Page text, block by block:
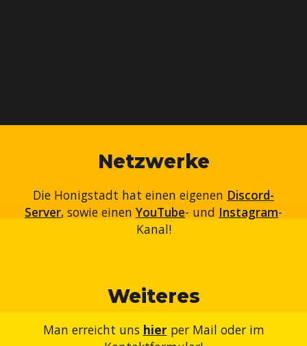
Netzwerke
Die Honigstadt hat einen eigenen Discord-
Server, sowie einen YouTube- und Instagram-
Kanal!
Weiteres
Man erreicht uns hierper Mail oder im